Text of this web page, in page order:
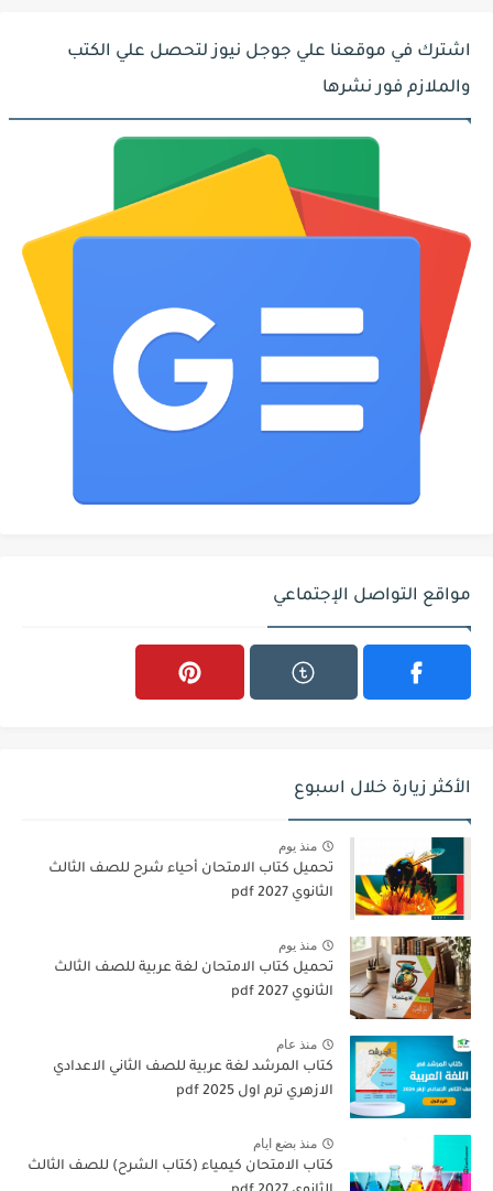
اشترك في موقعنا علي جوجل نيوز لتحصل علي الكتب
والملازم فور نشرها
مواقع التواصل الإجتماعي
الأكثر زيارة خلال اسبوع
منذ يوم
تحميل كتاب الامتحان أحياء شرح للصف الثالث
الثانوي 2027 pdf
منذ يوم
تحميل كتاب الامتحان لغة عربية للصف الثالث
الثانوي 2027 pdf
منذ عام
كتاب المرشد لغة عربية للصف الثاني الاعدادي
الازهري ترم اول 2025 pdf
منذ بضع ايام
كتاب الامتحان كيمياء (كتاب الشرح) للصف الثالث